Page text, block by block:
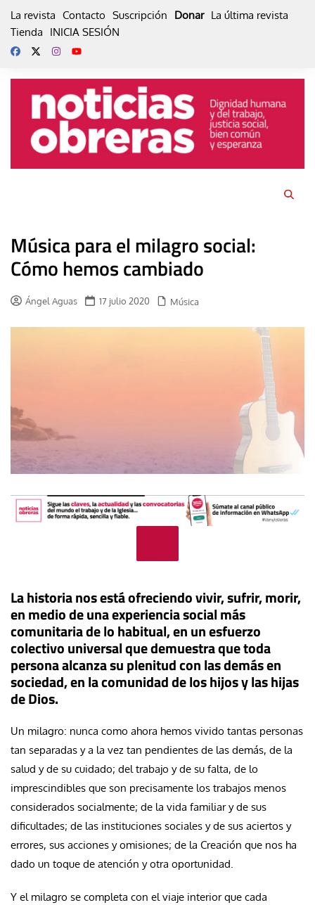
La revista Contacto Suscripción Donar La última revista
Tienda
INICIA SESIÓN
Música para el milagro social:
Cómo hemos cambiado
Ángel Aguas 17 julio 2020 Música
La historia nos está ofreciendo vivir, sufrir, morir,
en medio de una experiencia social más
comunitaria de lo habitual, en un esfuerzo
colectivo universal que demuestra que toda
persona alcanza su plenitud con las demás en
sociedad, en la comunidad de los hijos y las hijas
de Dios.
Un milagro: nunca como ahora hemos vivido tantas personas
tan separadas y a la vez tan pendientes de las demás, de la
salud y de su cuidado; del trabajo y de su falta, de lo
imprescindibles que son precisamente los trabajos menos
considerados socialmente; de la vida familiar y de sus
dificultades; de las instituciones sociales y de sus aciertos y
errores, sus acciones y omisiones; de la Creación que nos ha
dado un toque de atención y otra oportunidad.
Y el milagro se completa con el viaje interior que cada